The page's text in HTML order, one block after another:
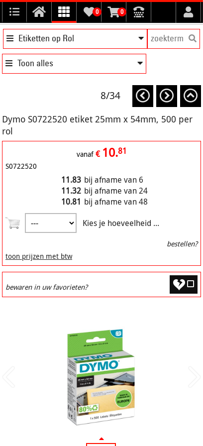
0 0
Etiketten op Rol
Toon alles
8/34
Dymo S0722520 etiket 25mm x 54mm, 500 per
rol
vanaf € 10.81
S0722520
11.83 bij afname van 6
11.32 bij afname van 24
10.81 bij afname van 48
Kies je hoeveelheid ...
bestellen?
toon prijzen met btw
bewaren in uw favorieten?